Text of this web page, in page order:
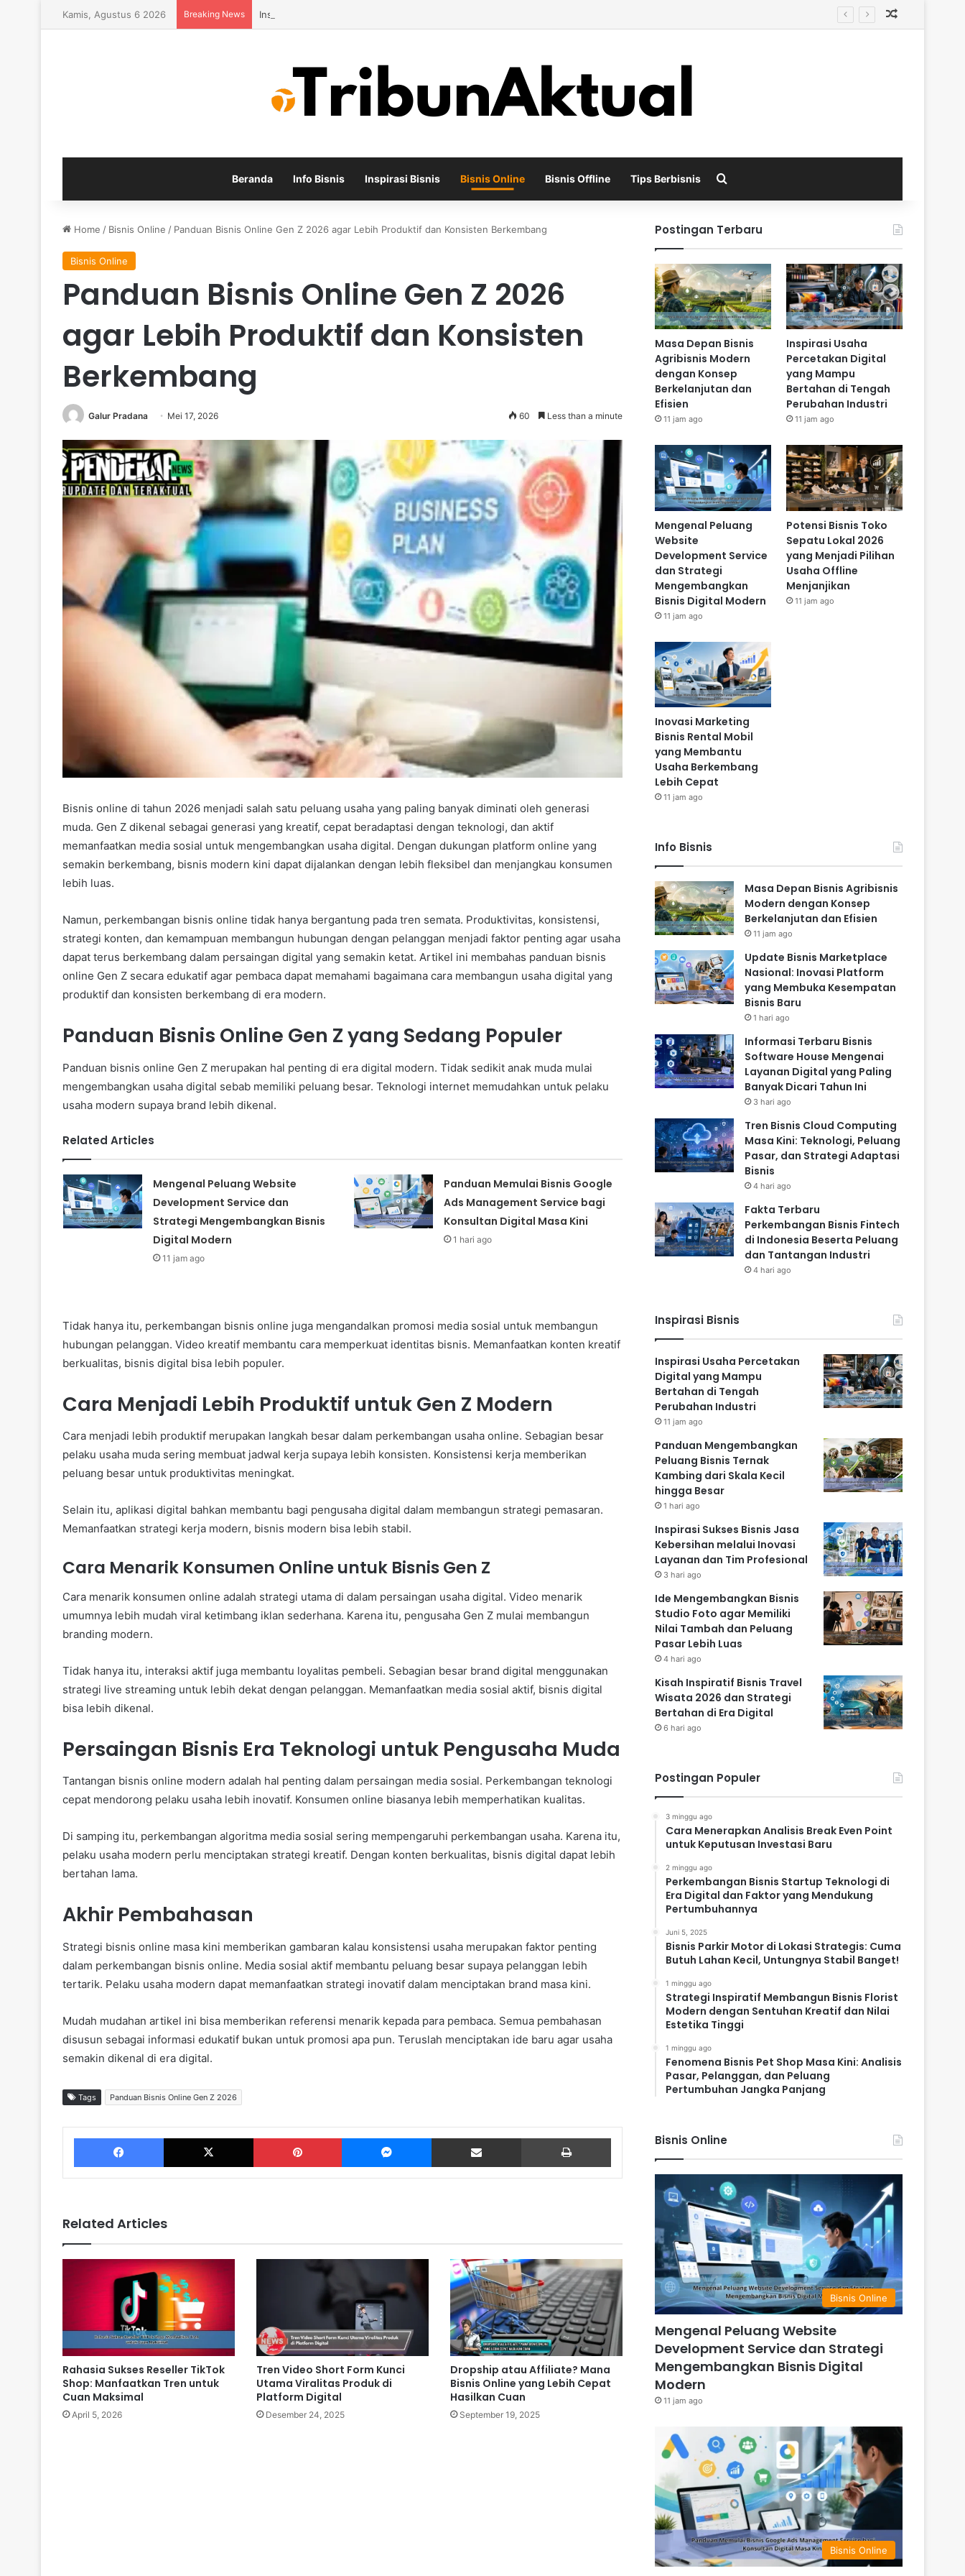
Kamis, Agustus 6 2026 Breaking News Inspirasi Usaha Percetakan Digital yang Mampu Bertahan di Tengah Perubahan Industri
Beranda Info Bisnis Inspirasi Bisnis Bisnis Online Bisnis Offline Tips Berbisnis Search for
Home / Bisnis Online / Panduan Bisnis Online Gen Z 2026 agar Lebih Produktif dan Konsisten Berkembang
Bisnis Online
Panduan Bisnis Online Gen Z 2026
agar Lebih Produktif dan Konsisten
Berkembang
Galur Pradana Mei 17, 2026 60 Less than a minute
Bisnis online di tahun 2026 menjadi salah satu peluang usaha yang paling banyak diminati oleh generasi
muda. Gen Z dikenal sebagai generasi yang kreatif, cepat beradaptasi dengan teknologi, dan aktif
memanfaatkan media sosial untuk mengembangkan usaha digital. Dengan dukungan platform online yang
semakin berkembang, bisnis modern kini dapat dijalankan dengan lebih fleksibel dan menjangkau konsumen
lebih luas.
Namun, perkembangan bisnis online tidak hanya bergantung pada tren semata. Produktivitas, konsistensi,
strategi konten, dan kemampuan membangun hubungan dengan pelanggan menjadi faktor penting agar usaha
dapat terus berkembang dalam persaingan digital yang semakin ketat. Artikel ini membahas panduan bisnis
online Gen Z secara edukatif agar pembaca dapat memahami bagaimana cara membangun usaha digital yang
produktif dan konsisten berkembang di era modern.
Panduan Bisnis Online Gen Z yang Sedang Populer
Panduan bisnis online Gen Z merupakan hal penting di era digital modern. Tidak sedikit anak muda mulai
mengembangkan usaha digital sebab memiliki peluang besar. Teknologi internet memudahkan untuk pelaku
usaha modern supaya brand lebih dikenal.
Related Articles
Mengenal Peluang Website
Development Service dan
Strategi Mengembangkan Bisnis
Digital Modern
11 jam ago
Panduan Memulai Bisnis Google
Ads Management Service bagi
Konsultan Digital Masa Kini
1 hari ago
Tidak hanya itu, perkembangan bisnis online juga mengandalkan promosi media sosial untuk membangun
hubungan pelanggan. Video kreatif membantu cara memperkuat identitas bisnis. Memanfaatkan konten kreatif
berkualitas, bisnis digital bisa lebih populer.
Cara Menjadi Lebih Produktif untuk Gen Z Modern
Cara menjadi lebih produktif merupakan langkah besar dalam perkembangan usaha online. Sebagian besar
pelaku usaha muda sering membuat jadwal kerja supaya lebih konsisten. Konsistensi kerja memberikan
peluang besar untuk produktivitas meningkat.
Selain itu, aplikasi digital bahkan membantu bagi pengusaha digital dalam membangun strategi pemasaran.
Memanfaatkan strategi kerja modern, bisnis modern bisa lebih stabil.
Cara Menarik Konsumen Online untuk Bisnis Gen Z
Cara menarik konsumen online adalah strategi utama di dalam persaingan usaha digital. Video menarik
umumnya lebih mudah viral ketimbang iklan sederhana. Karena itu, pengusaha Gen Z mulai membangun
branding modern.
Tidak hanya itu, interaksi aktif juga membantu loyalitas pembeli. Sebagian besar brand digital menggunakan
strategi live streaming untuk lebih dekat dengan pelanggan. Memanfaatkan media sosial aktif, bisnis digital
bisa lebih dikenal.
Persaingan Bisnis Era Teknologi untuk Pengusaha Muda
Tantangan bisnis online modern adalah hal penting dalam persaingan media sosial. Perkembangan teknologi
cepat mendorong pelaku usaha lebih inovatif. Konsumen online biasanya lebih memperhatikan kualitas.
Di samping itu, perkembangan algoritma media sosial sering mempengaruhi perkembangan usaha. Karena itu,
pelaku usaha modern perlu menciptakan strategi kreatif. Dengan konten berkualitas, bisnis digital dapat lebih
bertahan lama.
Akhir Pembahasan
Strategi bisnis online masa kini memberikan gambaran kalau konsistensi usaha merupakan faktor penting
dalam perkembangan bisnis online. Media sosial aktif membantu peluang besar supaya pelanggan lebih
tertarik. Pelaku usaha modern dapat memanfaatkan strategi inovatif dalam menciptakan brand masa kini.
Mudah mudahan artikel ini bisa memberikan referensi menarik kepada para pembaca. Semua pembahasan
disusun sebagai informasi edukatif bukan untuk promosi apa pun. Teruslah menciptakan ide baru agar usaha
semakin dikenal di era digital.
Tags Panduan Bisnis Online Gen Z 2026
Facebook X Pinterest Messenger Share via Email
Related Articles
Rahasia Sukses Reseller TikTok
Shop: Manfaatkan Tren untuk
Cuan Maksimal
April 5, 2026
Tren Video Short Form Kunci
Utama Viralitas Produk di
Platform Digital
Desember 24, 2025
Dropship atau Affiliate? Mana
Bisnis Online yang Lebih Cepat
Hasilkan Cuan
September 19, 2025
Postingan Terbaru
Masa Depan Bisnis
Agribisnis Modern
dengan Konsep
Berkelanjutan dan
Efisien
11 jam ago
Inspirasi Usaha
Percetakan Digital
yang Mampu
Bertahan di Tengah
Perubahan Industri
11 jam ago
Mengenal Peluang
Website
Development Service
dan Strategi
Mengembangkan
Bisnis Digital Modern
11 jam ago
Potensi Bisnis Toko
Sepatu Lokal 2026
yang Menjadi Pilihan
Usaha Offline
Menjanjikan
11 jam ago
Inovasi Marketing
Bisnis Rental Mobil
yang Membantu
Usaha Berkembang
Lebih Cepat
11 jam ago
Info Bisnis
Masa Depan Bisnis Agribisnis
Modern dengan Konsep
Berkelanjutan dan Efisien
11 jam ago
Update Bisnis Marketplace
Nasional: Inovasi Platform
yang Membuka Kesempatan
Bisnis Baru
1 hari ago
Informasi Terbaru Bisnis
Software House Mengenai
Layanan Digital yang Paling
Banyak Dicari Tahun Ini
3 hari ago
Tren Bisnis Cloud Computing
Masa Kini: Teknologi, Peluang
Pasar, dan Strategi Adaptasi
Bisnis
4 hari ago
Fakta Terbaru
Perkembangan Bisnis Fintech
di Indonesia Beserta Peluang
dan Tantangan Industri
4 hari ago
Inspirasi Bisnis
Inspirasi Usaha Percetakan
Digital yang Mampu
Bertahan di Tengah
Perubahan Industri
11 jam ago
Panduan Mengembangkan
Peluang Bisnis Ternak
Kambing dari Skala Kecil
hingga Besar
1 hari ago
Inspirasi Sukses Bisnis Jasa
Kebersihan melalui Inovasi
Layanan dan Tim Profesional
3 hari ago
Ide Mengembangkan Bisnis
Studio Foto agar Memiliki
Nilai Tambah dan Peluang
Pasar Lebih Luas
4 hari ago
Kisah Inspiratif Bisnis Travel
Wisata 2026 dan Strategi
Bertahan di Era Digital
6 hari ago
Postingan Populer
3 minggu ago
Cara Menerapkan Analisis Break Even Point
untuk Keputusan Investasi Baru
2 minggu ago
Perkembangan Bisnis Startup Teknologi di
Era Digital dan Faktor yang Mendukung
Pertumbuhannya
Juni 5, 2025
Bisnis Parkir Motor di Lokasi Strategis: Cuma
Butuh Lahan Kecil, Untungnya Stabil Banget!
1 minggu ago
Strategi Inspiratif Membangun Bisnis Florist
Modern dengan Sentuhan Kreatif dan Nilai
Estetika Tinggi
1 minggu ago
Fenomena Bisnis Pet Shop Masa Kini: Analisis
Pasar, Pelanggan, dan Peluang
Pertumbuhan Jangka Panjang
Bisnis Online
Bisnis Online
Mengenal Peluang Website
Development Service dan Strategi
Mengembangkan Bisnis Digital
Modern
11 jam ago
Bisnis Online